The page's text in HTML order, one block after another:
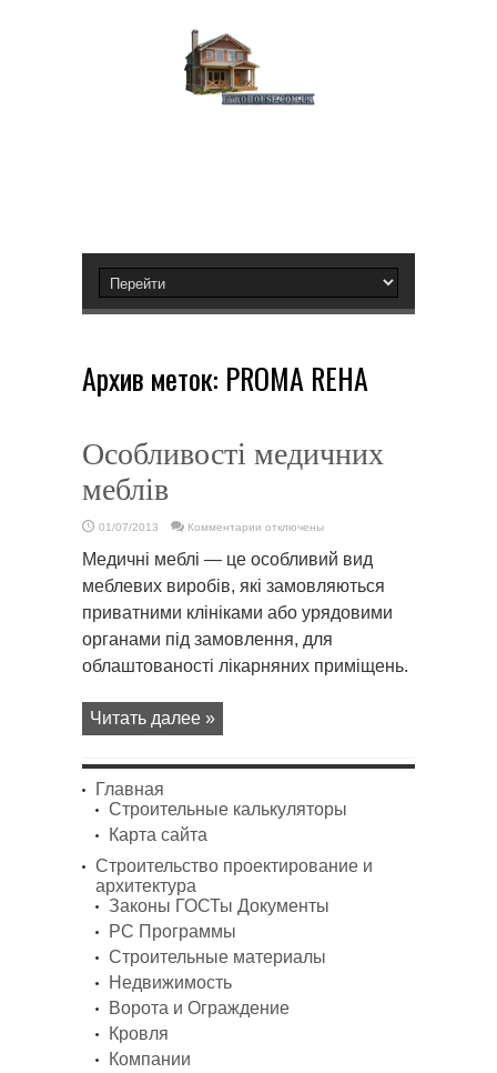
Архив меток: PROMA REHA
Особливості медичних
меблів
01/07/2013 Комментарии
Особливості
медичних
отключены
Медичні меблі — це особливий вид
меблевих виробів, які замовляються
приватними клініками або урядовими
органами під замовлення, для
облаштованості лікарняних приміщень.
Читать далее »
Главная
Строительные калькуляторы
Карта сайта
Строительство проектирование и
архитектура
Законы ГОСТы Документы
PC Программы
Строительные материалы
Недвижимость
Ворота и Ограждение
Кровля
Компании